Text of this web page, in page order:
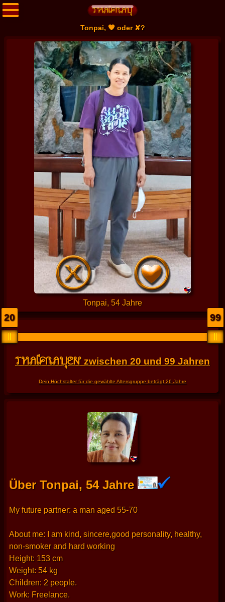
Tonpai, 🧡 oder ✘?
Tonpai, 54 Jahre
20 99
THAIFRAUENzwischen 20 und 99 Jahren
Dein Höchstalter für die gewählte Altersgruppe beträgt 26 Jahre
Über Tonpai, 54 Jahre
My future partner: a man aged 55-70
About me: I am kind, sincere,good personality, healthy,
non-smoker and hard working
Height: 153 cm
Weight: 54 kg
Children: 2 people.
Work: Freelance.